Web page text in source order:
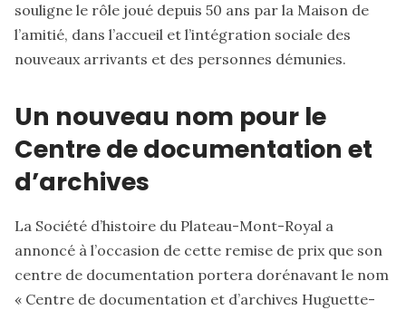
souligne le rôle joué depuis 50 ans par la Maison de
l’amitié, dans l’accueil et l’intégration sociale des
nouveaux arrivants et des personnes démunies.
Un nouveau nom pour le
Centre de documentation et
d’archives
La Société d’histoire du Plateau-Mont-Royal a
annoncé à l’occasion de cette remise de prix que son
centre de documentation portera dorénavant le nom
« Centre de documentation et d’archives Huguette-